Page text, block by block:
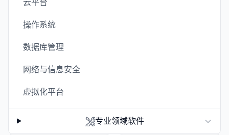
云平台
操作系统
数据库管理
网络与信息安全
虚拟化平台
专业领域软件